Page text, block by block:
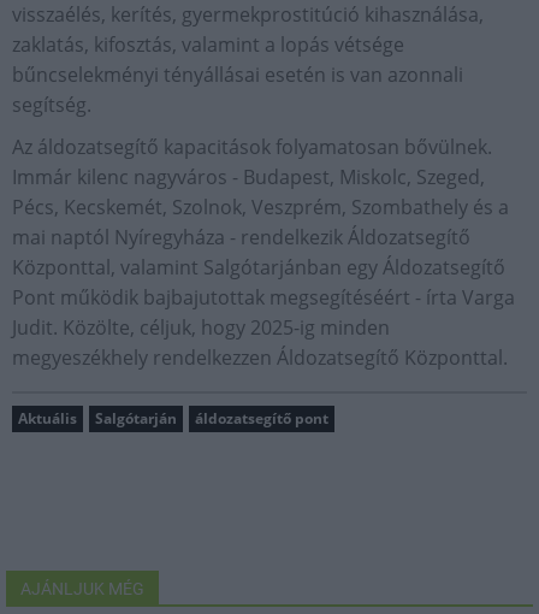
visszaélés, kerítés, gyermekprostitúció kihasználása,
zaklatás, kifosztás, valamint a lopás vétsége
bűncselekményi tényállásai esetén is van azonnali
segítség.
Az áldozatsegítő kapacitások folyamatosan bővülnek.
Immár kilenc nagyváros - Budapest, Miskolc, Szeged,
Pécs, Kecskemét, Szolnok, Veszprém, Szombathely és a
mai naptól Nyíregyháza - rendelkezik Áldozatsegítő
Központtal, valamint Salgótarjánban egy Áldozatsegítő
Pont működik bajbajutottak megsegítéséért - írta Varga
Judit. Közölte, céljuk, hogy 2025-ig minden
megyeszékhely rendelkezzen Áldozatsegítő Központtal.
Aktuális Salgótarján áldozatsegítő pont
AJÁNLJUK MÉG